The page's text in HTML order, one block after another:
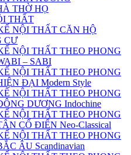
THỜ HỌ
THẤT
NỘI THẤT CĂN HỘ
CƯ
NỘI THẤT THEO PHONG
– SABI
NỘI THẤT THEO PHONG
ĐẠI Modern Style
NỘI THẤT THEO PHONG
DƯƠNG Indochine
NỘI THẤT THEO PHONG
CỔ ĐIỂN Neo-Classical
NỘI THẤT THEO PHONG
ÂU Scandinavian